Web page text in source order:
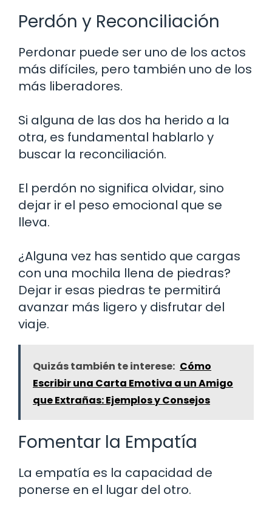
Perdón y Reconciliación
Perdonar puede ser uno de los actos
más difíciles, pero también uno de los
más liberadores.
Si alguna de las dos ha herido a la
otra, es fundamental hablarlo y
buscar la reconciliación.
El perdón no significa olvidar, sino
dejar ir el peso emocional que se
lleva.
¿Alguna vez has sentido que cargas
con una mochila llena de piedras?
Dejar ir esas piedras te permitirá
avanzar más ligero y disfrutar del
viaje.
Quizás también te interese: Cómo
Escribir una Carta Emotiva a un Amigo
que Extrañas: Ejemplos y Consejos
Fomentar la Empatía
La empatía es la capacidad de
ponerse en el lugar del otro.